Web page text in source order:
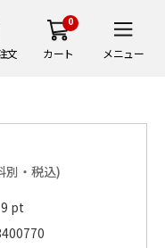
文
0
カート メニュー
別・税込)
pt